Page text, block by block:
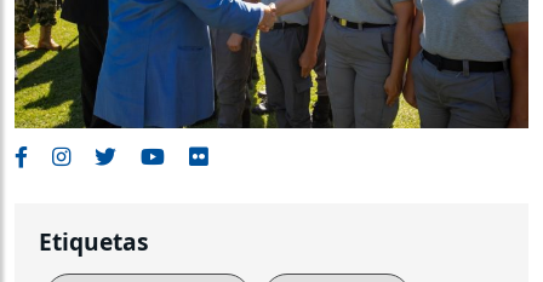
Etiquetas